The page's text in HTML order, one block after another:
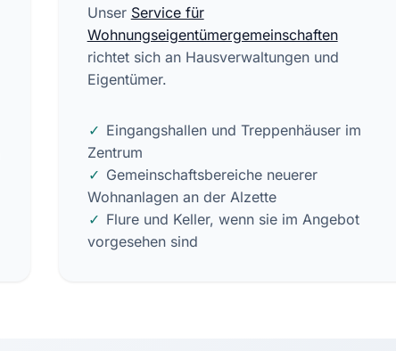
Unser Service für
Wohnungseigentümergemeinschaften
richtet sich an Hausverwaltungen und
Eigentümer.
Eingangshallen und Treppenhäuser im
Zentrum
Gemeinschaftsbereiche neuerer
Wohnanlagen an der Alzette
Flure und Keller, wenn sie im Angebot
vorgesehen sind